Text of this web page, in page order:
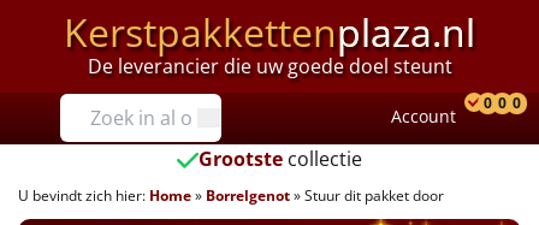
Kerstpakkettenplaza.nl
De leverancier die uw goede doel steunt
Prijzen
Tot €25
€25 tot €35
Account
0 0 0
Grootste collectie
U bevindt zich hier: Home» Borrelgenot»Stuur dit pakket door